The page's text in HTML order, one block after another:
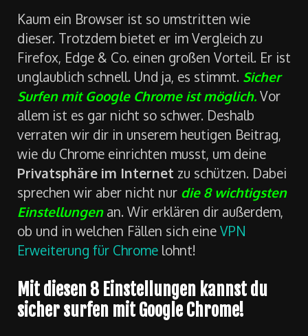
Kaum ein Browser ist so umstritten wie
dieser. Trotzdem bietet er im Vergleich zu
Firefox, Edge & Co. einen großen Vorteil. Er ist
unglaublich schnell. Und ja, es stimmt. Sicher
Surfen mit Google Chrome ist möglich. Vor
allem ist es gar nicht so schwer. Deshalb
verraten wir dir in unserem heutigen Beitrag,
wie du Chrome einrichten musst, um deine
Privatsphäre im Internet zu schützen. Dabei
sprechen wir aber nicht nur die 8 wichtigsten
Einstellungenan. Wir erklären dir außerdem,
ob und in welchen Fällen sich eine VPN
Erweiterung für Chrome lohnt!
Mit diesen 8 Einstellungen kannst du
sicher surfen mit Google Chrome!